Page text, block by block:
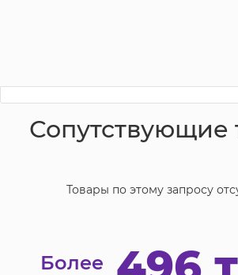
Сопутствующие
Товары по этому запросу
Более